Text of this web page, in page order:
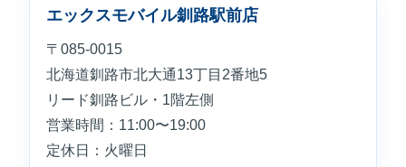
エックスモバイル釧路駅前店
〒085-0015
北海道釧路市北大通13丁目2番地5
リード釧路ビル・1階左側
営業時間：11:00〜19:00
定休日：火曜日